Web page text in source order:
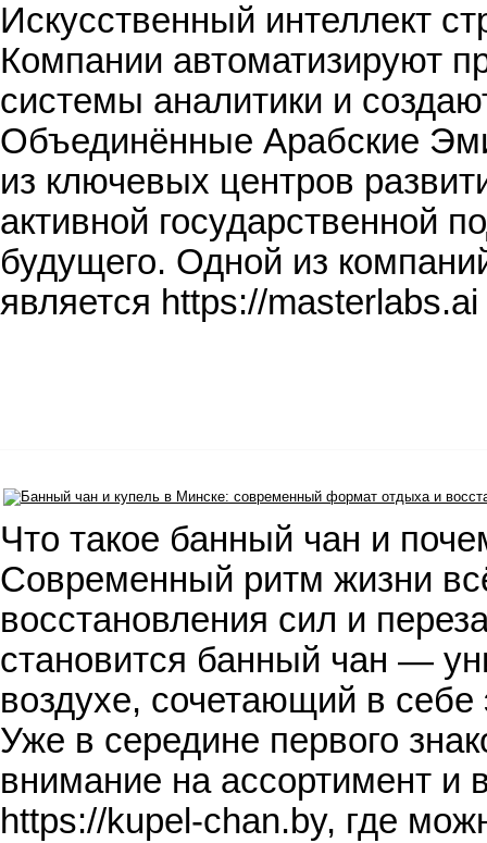
Искусственный интеллект
Компании автоматизируют
системы аналитики и
Объединённые Арабские
из ключевых центров
активной государственной
будущего. Одной из
является https://
Что такое банный чан и
Современный ритм жизни
восстановления сил и
становится банный чан —
воздухе, сочетающий в
Уже в середине первого
внимание на ассортимент и
https://kupel-chan.by, где